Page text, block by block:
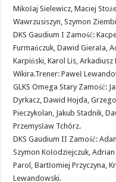
Mikołaj Sielewicz, Maciej
Wawrzusiszyn, Szymon
DKS Gaudium I Zamość:
Furmańczuk, Dawid Gierała,
Karpiński, Karol Lis,
Wikira.Trener: Paweł
GLKS Omega Stary Zamość:
Dyrkacz, Dawid Hojda,
Pieczykolan, Jakub Stadnik,
Przemysław Tchórz.
DKS Gaudium II Zamość:
Szymon Kołodziejczuk,
Parol, Bartłomiej Przyczyna,
Lewandowski.